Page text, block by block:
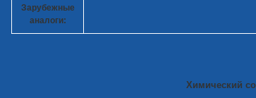
Зарубежные
аналоги:
Химический